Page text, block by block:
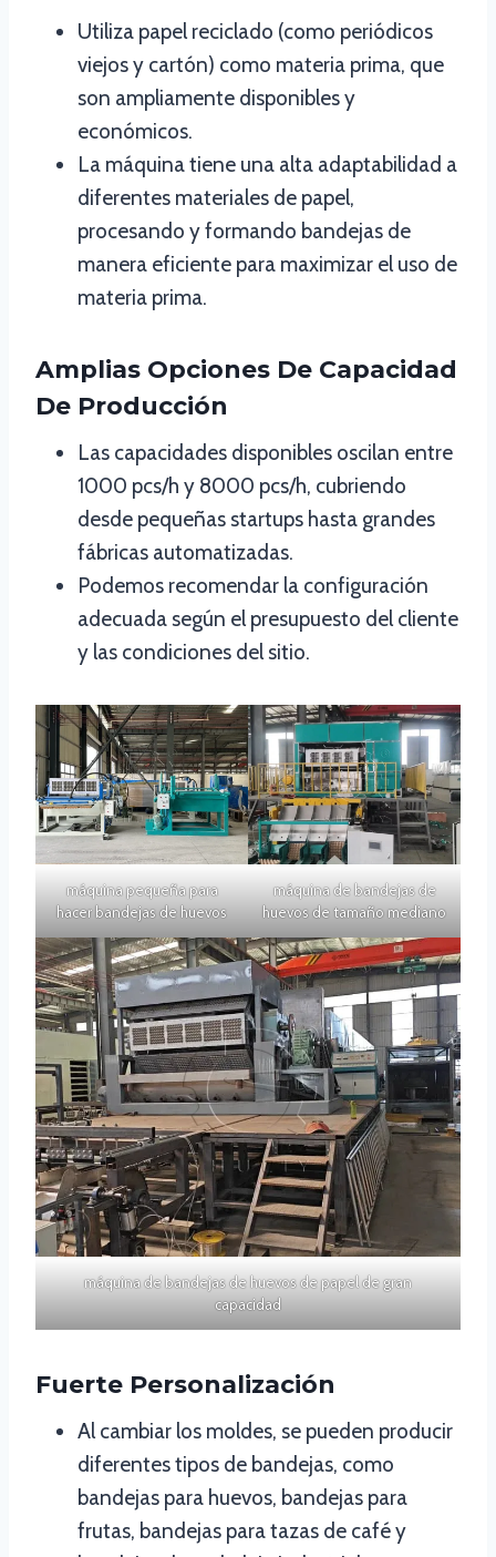
Utiliza papel reciclado (como periódicos
viejos y cartón) como materia prima, que
son ampliamente disponibles y
económicos.
La máquina tiene una alta adaptabilidad a
diferentes materiales de papel,
procesando y formando bandejas de
manera eficiente para maximizar el uso de
materia prima.
Amplias Opciones De Capacidad
De Producción
Las capacidades disponibles oscilan entre
1000 pcs/h y 8000 pcs/h, cubriendo
desde pequeñas startups hasta grandes
fábricas automatizadas.
Podemos recomendar la configuración
adecuada según el presupuesto del cliente
y las condiciones del sitio.
máquina pequeña para
hacer bandejas de huevos
máquina de bandejas de
huevos de tamaño mediano
máquina de bandejas de huevos de papel de gran
capacidad
Fuerte Personalización
Al cambiar los moldes, se pueden producir
diferentes tipos de bandejas, como
bandejas para huevos, bandejas para
frutas, bandejas para tazas de café y